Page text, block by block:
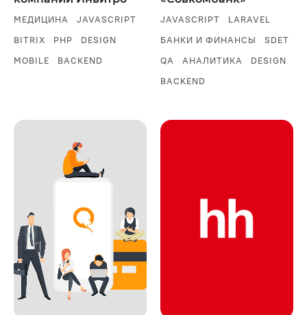
МЕДИЦИНА
JAVASCRIPT
BITRIX
PHP
DESIGN
MOBILE
BACKEND
JAVASCRIPT
LARAVEL
БАНКИ И ФИНАНСЫ
SDET
QA
АНАЛИТИКА
DESIGN
BACKEND